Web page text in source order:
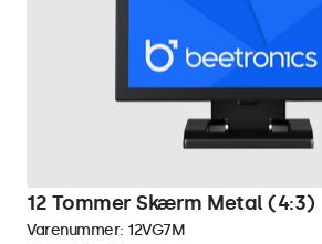
12 Tommer Skærm Metal (4:3)
Varenummer: 12VG7M